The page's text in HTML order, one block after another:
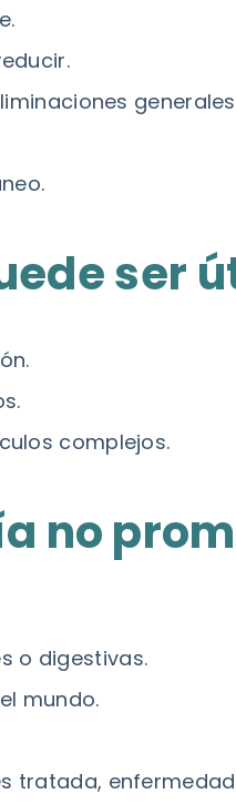
ser
complejos.
no
o digestivas.
mundo.
tratada,